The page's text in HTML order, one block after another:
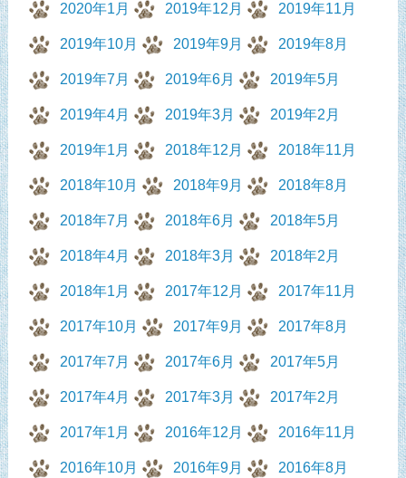
2020年1月 2019年12月 2019年11月
2019年10月 2019年9月 2019年8月
2019年7月 2019年6月 2019年5月
2019年4月 2019年3月 2019年2月
2019年1月 2018年12月 2018年11月
2018年10月 2018年9月 2018年8月
2018年7月 2018年6月 2018年5月
2018年4月 2018年3月 2018年2月
2018年1月 2017年12月 2017年11月
2017年10月 2017年9月 2017年8月
2017年7月 2017年6月 2017年5月
2017年4月 2017年3月 2017年2月
2017年1月 2016年12月 2016年11月
2016年10月 2016年9月 2016年8月